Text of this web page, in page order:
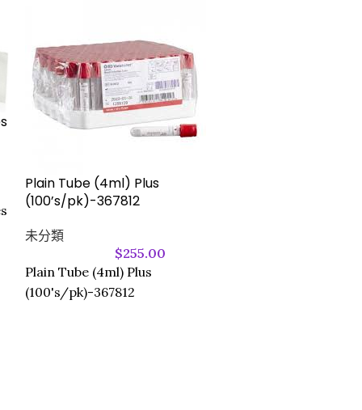
Plain Tube (4ml) Plus
(100’s/pk)-367812
未分類
$255.00
Plain Tube (4ml) Plus
(100's/pk)-367812